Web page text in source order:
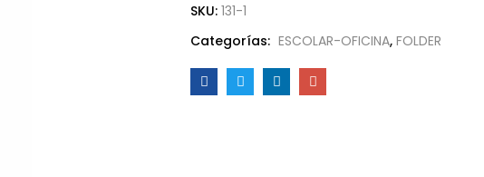
SKU: 131-1
Categorías: ESCOLAR-OFICINA, FOLDER